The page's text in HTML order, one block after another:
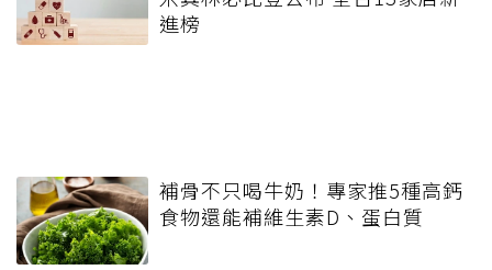
進榜
補骨不只喝牛奶！專家推5種高鈣
食物還能補維生素D、蛋白質